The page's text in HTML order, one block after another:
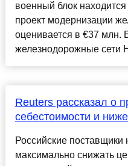
военный блок
проект модернизации
оценивается в €37 млн.
железнодорожные сети
Reuters рассказал о
себестоимости и
Российские
максимально снижать